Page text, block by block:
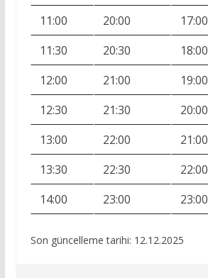
11:00
20:00
17:00
11:30
20:30
18:00
12:00
21:00
19:00
12:30
21:30
20:00
13:00
22:00
21:00
13:30
22:30
22:00
14:00
23:00 23:00
Son güncelleme tarihi: 12.12.2025